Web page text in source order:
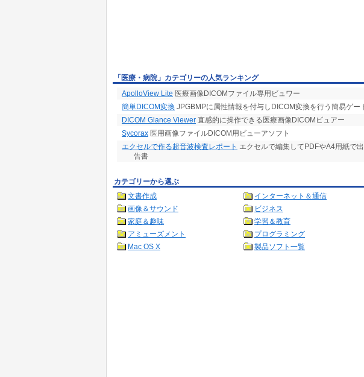
「医療・病院」カテゴリーの人気ランキング
ApolloView Lite 医療画像DICOMファイル専用ビュワー
簡単DICOM変換 JPGBMPに属性情報を付与しDICOM変換を行う簡易ゲー
DICOM Glance Viewer 直感的に操作できる医療画像DICOMビュアー
Sycorax 医用画像ファイルDICOM用ビューアソフト
エクセルで作る超音波検査レポート エクセルで編集してPDFやA4用紙で
告書
カテゴリーから選ぶ
文書作成
インターネット＆通信
画像＆サウンド
ビジネス
家庭＆趣味
学習＆教育
アミューズメント
プログラミング
Mac OS X
製品ソフト一覧